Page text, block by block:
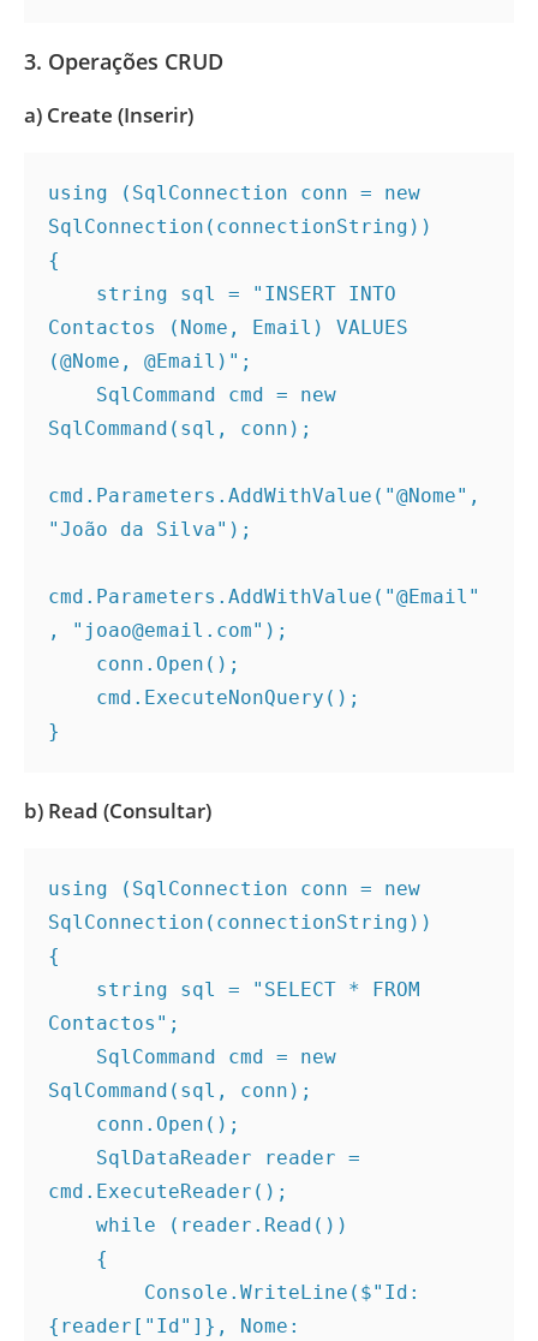
3. Operações CRUD
a) Create (Inserir)
using (SqlConnection conn = new
SqlConnection(connectionString))
{
Contactos (Nome, Email) VALUES
(@Nome, @Email)";
SqlCommand(sql, conn);
cmd.Parameters.AddWithValue("@Nome",
"João da Silva");
cmd.Parameters.AddWithValue("@Email"
, "joao@email.com");
    conn.Open();
    cmd.ExecuteNonQuery();
}
b) Read (Consultar)
using (SqlConnection conn = new
SqlConnection(connectionString))
{
Contactos";
SqlCommand(sql, conn);
    conn.Open();
cmd.ExecuteReader();
    while (reader.Read())
    {
{reader["Id"]}, Nome: